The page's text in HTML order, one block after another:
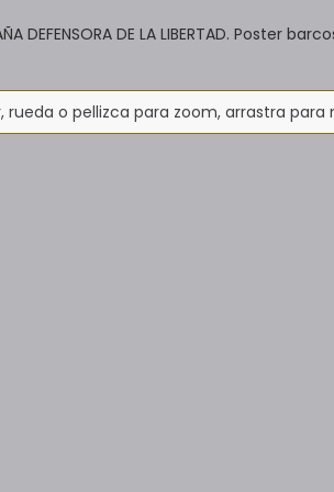
DEFENSORA DE LA LIBERTAD. Poster
rueda o pellizca para zoom, arrastra para